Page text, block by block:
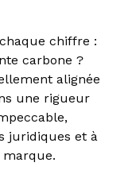
chiffre :
carbone ?
alignée
une rigueur
juridiques et à
marque.